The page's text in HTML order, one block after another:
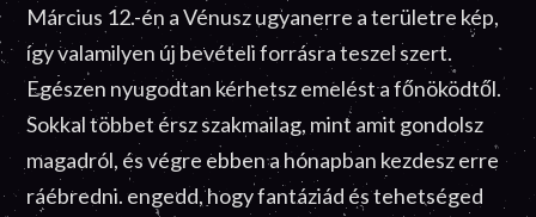
Március 12.-én a Vénusz ugyanerre a területre kép,
így valamilyen új bevételi forrásra teszel szert.
Egészen nyugodtan kérhetsz emelést a főnöködtől.
Sokkal többet érsz szakmailag, mint amit gondolsz
magadról, és végre ebben a hónapban kezdesz erre
ráébredni. engedd, hogy fantáziád és tehetséged